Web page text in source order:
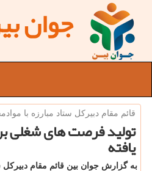
جوان
قائم مقام دبیركل ستاد مبارزه با
تولید فرصت های شغلی
یافته
به گزارش جوان بین قائم مقام دبیركل